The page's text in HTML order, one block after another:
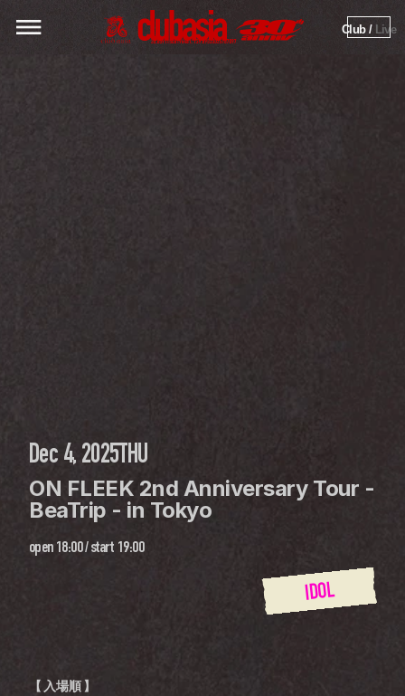
Club / Live
Dec 4, 2025THU
ON FLEEK 2nd Anniversary Tour -
BeaTrip - in Tokyo
open 18:00 / start 19:00
IDOL
【 入場順 】